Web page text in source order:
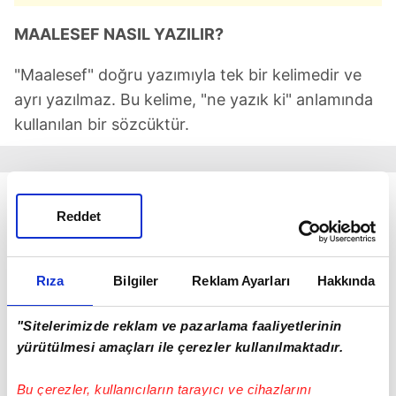
Rıza Bilgiler Reklam Ayarları Hakkında
"Sitelerimizde reklam ve pazarlama faaliyetlerinin
yürütülmesi amaçları ile çerezler kullanılmaktadır.
Bu çerezler, kullanıcıların tarayıcı ve cihazlarını
Reddet
MAALESEF NASIL YAZILIR?
"Maalesef" doğru yazımıyla tek bir kelimedir ve
ayrı yazılmaz. Bu kelime, "ne yazık ki" anlamında
kullanılan bir sözcüktür.